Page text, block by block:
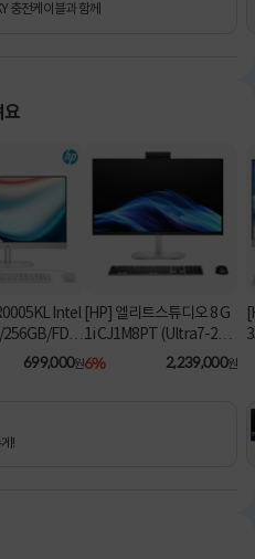
충전케이블과 함께
요
Intel
256GB/FD)
699,000원
[HP] 엘리트스튜디오 8 G
1i CJ1M8PT (Ultra7-26
5/8GB/512GB/Win11Pr
6% 2,239,000원
!